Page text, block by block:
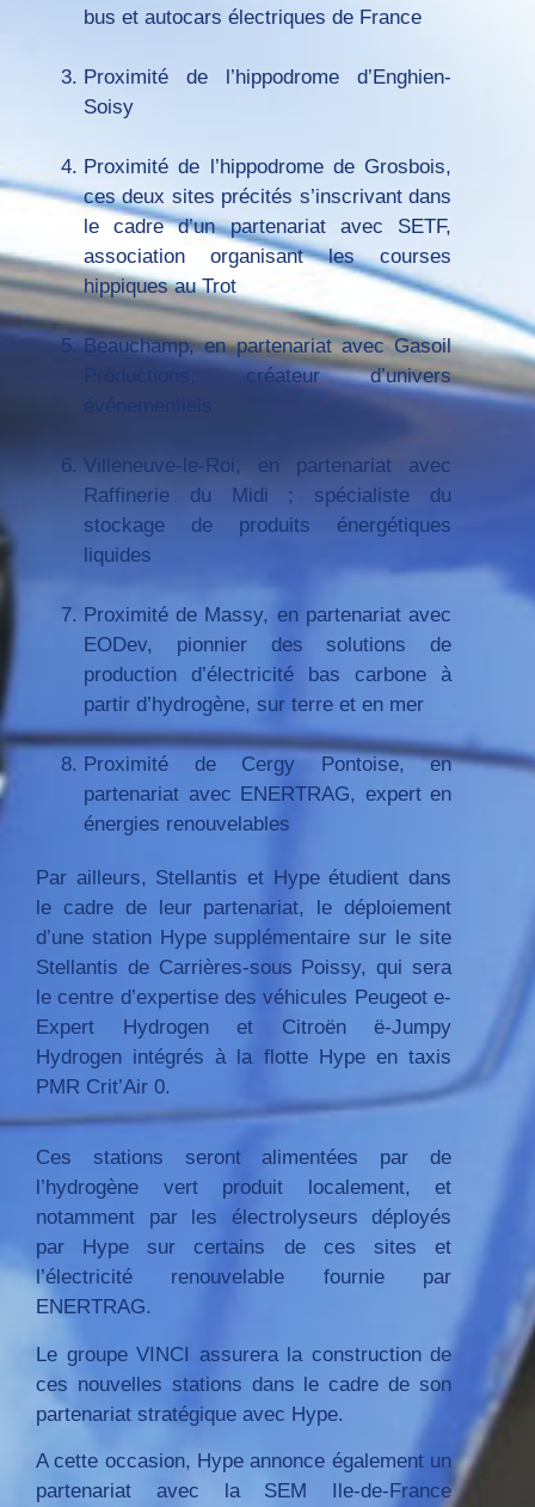
bus et autocars électriques de France
Proximité de l’hippodrome d’Enghien-
Soisy
Proximité de l’hippodrome de Grosbois,
ces deux sites précités s’inscrivant dans
le cadre d’un partenariat avec SETF,
association organisant les courses
hippiques au Trot
Beauchamp, en partenariat avec Gasoil
Productions, créateur d’univers
événementiels
Villeneuve-le-Roi, en partenariat avec
Raffinerie du Midi ; spécialiste du
stockage de produits énergétiques
liquides
Proximité de Massy, en partenariat avec
EODev, pionnier des solutions de
production d’électricité bas carbone à
partir d’hydrogène, sur terre et en mer
Proximité de Cergy Pontoise, en
partenariat avec ENERTRAG, expert en
énergies renouvelables
Par ailleurs, Stellantis et Hype étudient dans
le cadre de leur partenariat, le déploiement
d’une station Hype supplémentaire sur le site
Stellantis de Carrières-sous Poissy, qui sera
le centre d’expertise des véhicules Peugeot e-
Expert Hydrogen et Citroën ë-Jumpy
Hydrogen intégrés à la flotte Hype en taxis
PMR Crit’Air 0.
Ces stations seront alimentées par de
l’hydrogène vert produit localement, et
notamment par les électrolyseurs déployés
par Hype sur certains de ces sites et
l’électricité renouvelable fournie par
ENERTRAG.
Le groupe VINCI assurera la construction de
ces nouvelles stations dans le cadre de son
partenariat stratégique avec Hype.
A cette occasion, Hype annonce également un
partenariat avec la SEM Ile-de-France